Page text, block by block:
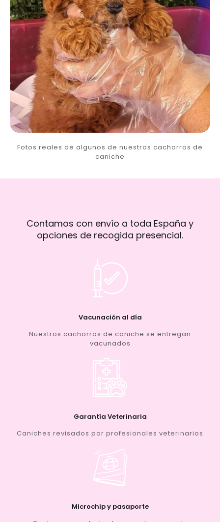
Fotos reales de algunos de nuestros cachorros de
caniche
Contamos con envío a toda España y
opciones de recogida presencial.
Vacunación al día
Nuestros cachorros de caniche se entregan
vacunados
Garantía Veterinaria
Caniches revisados por profesionales veterinarios
Microchip y pasaporte